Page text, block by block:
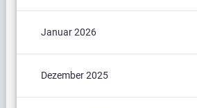
Januar 2026
Dezember 2025